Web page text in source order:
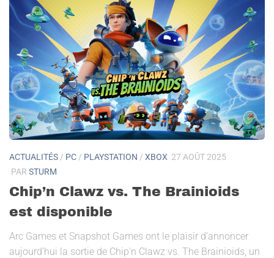
ACTUALITÉS / PC / PLAYSTATION / XBOX 27 AOÛT 2025
PAR STURM
Chip’n Clawz vs. The Brainioids
est disponible
Arc Games et Snapshot Games ont le plaisir d’annoncer
aujourd’hui la sortie de Chip’n Clawz vs. The Brainioids, un